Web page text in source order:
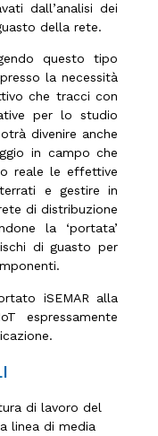
dall’analisi dei
della rete.
questo tipo
la necessità
che tracci con
per lo studio
divenire anche
in campo che
reale le effettive
e gestire in
di distribuzione
la ‘portata’
di guasto per
iSEMAR alla
espressamente
di lavoro del
linea di media